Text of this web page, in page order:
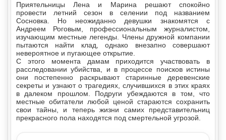
Приятельницы Лена и Марина решают спокойно
провести летний сезон в селении под названием
Сосновка. Но неожиданно девушки знакомятся с
Андреем Роговым, профессиональным журналистом,
изучающим местные легенды. Члены дружной компании
пытаются найти клад, однако внезапно совершают
невероятное и пугающее открытие.
С этого момента дамам приходится участвовать в
расследовании убийства, и в процессе поисков истины
они постепенно раскрывают старинные деревенские
секреты и узнают о трагедиях, случившихся в этих краях
в далеком прошлом. Подруги убеждаются в том, что
местные обитатели любой ценой стараются сохранить
свои тайны, и теперь жизни самих представительниц
прекрасного пола находятся под смертельной угрозой.